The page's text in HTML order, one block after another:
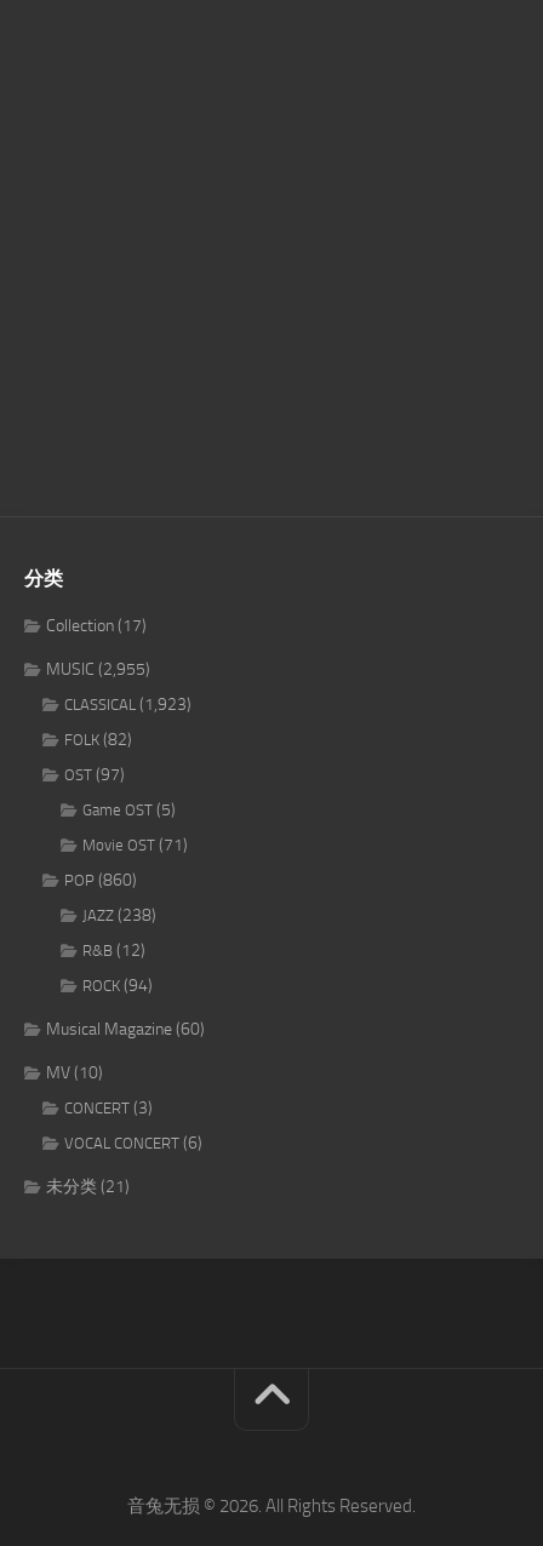
分类
Collection(17)
MUSIC (2,955)
CLASSICAL (1,923)
FOLK (82)
OST (97)
Game OST (5)
Movie OST (71)
POP (860)
JAZZ (238)
R&B (12)
ROCK (94)
Musical Magazine(60)
MV(10)
CONCERT (3)
VOCAL CONCERT (6)
未分类(21)
音兔无损 © 2026. All Rights Reserved.